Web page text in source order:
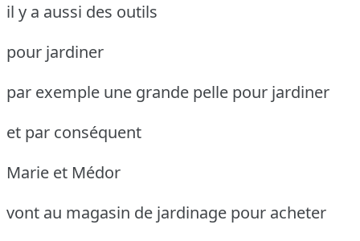
il y a aussi des outils
pour jardiner
par exemple une grande pelle pour jardiner
et par conséquent
Marie et Médor
vont au magasin de jardinage pour acheter